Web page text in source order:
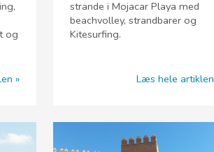
og
strande i Mojacar Playa med
beachvolley, strandbarer og
Kitesurfing.
Læs hele artiklen